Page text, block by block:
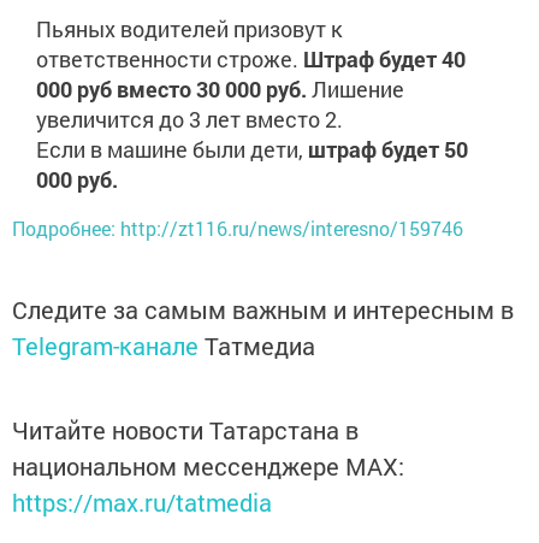
Пьяных водителей призовут к
ответственности строже. Штраф будет 40
000 руб вместо 30 000 руб. Лишение
увеличится до 3 лет вместо 2.
Если в машине были дети, штраф будет 50
000 руб.
Подробнее: http://zt116.ru/news/interesno/159746
Следите за самым важным и интересным в
Telegram-канале Татмедиа
Читайте новости Татарстана в
национальном мессенджере MАХ:
https://max.ru/tatmedia